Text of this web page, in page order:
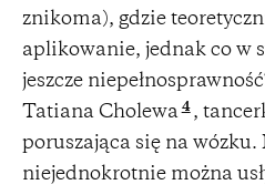
znikoma), gdzie
aplikowanie, jednak co w
jeszcze
Tatiana Cholewa 4 ,
poruszająca się na wózku.
niejednokrotnie można